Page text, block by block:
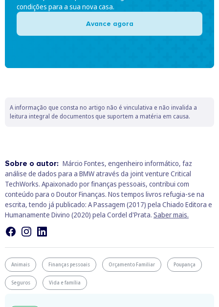
condições para a sua nova casa.
Avance agora
A informação que consta no artigo não é vinculativa e não invalida a
leitura integral de documentos que suportem a matéria em causa.
Sobre o autor: Márcio Fontes, engenheiro informático, faz
análise de dados para a BMW através da joint venture Critical
TechWorks. Apaixonado por finanças pessoais, contribui com
conteúdo para o Doutor Finanças. Nos tempos livros refugia-se na
escrita, tendo já publicado: A Passagem (2017) pela Chiado Editora e
Humanamente Divino (2020) pela Cordel d'Prata. Saber mais.
Animais Finanças pessoais Orçamento Familiar Poupança
Seguros Vida e família